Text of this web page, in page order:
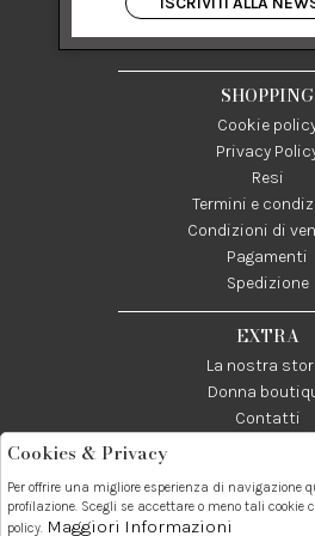
84122 Salerno
P IVA
SHOPPING
Cookie
Privacy
Resi
Termini e
Condizioni di
Pagamenti
Spedizione
EXTRA
La nostra
Donna
Contatti
Telefono:
089237858
Whatsapp:
3338855601
Cookies & Privacy
Per offrire una migliore esperienza di navigazione
profilazione. Scegli se accettare o meno tali cookie
policy. Maggiori Informazioni